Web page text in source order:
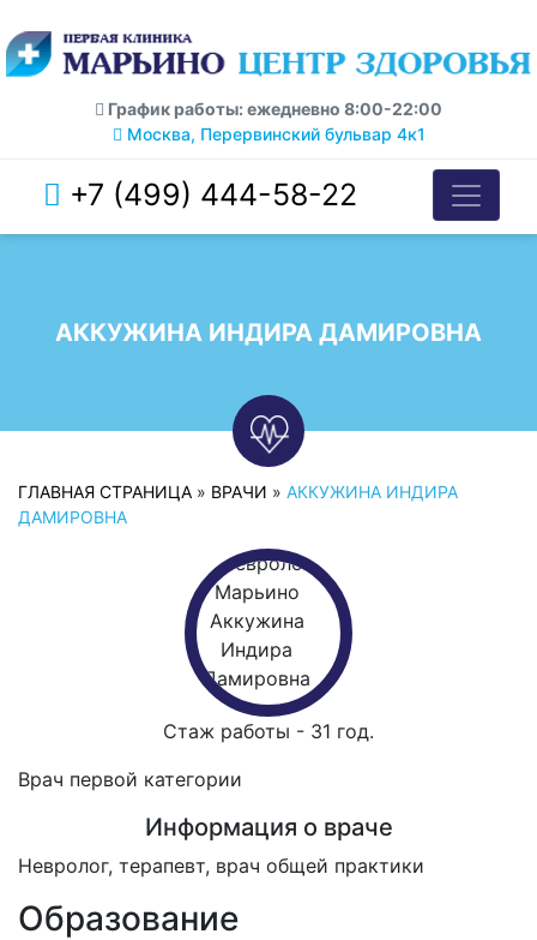
График работы: ежедневно 8:00-22:00
Москва, Перервинский бульвар 4к1
+7 (499) 444-58-22
АККУЖИНА ИНДИРА ДАМИРОВНА
ГЛАВНАЯ СТРАНИЦА » ВРАЧИ » АККУЖИНА ИНДИРА
ДАМИРОВНА
Стаж работы - 31 год.
Врач первой категории
Информация о враче
Невролог, терапевт, врач общей практики
Образование